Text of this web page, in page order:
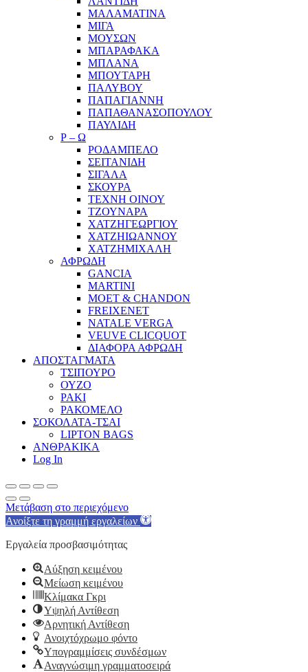
ΜΑΛΑΜΑΤΙΝΑ
ΜΙΓΑ
ΜΟΥΣΩΝ
ΜΠΑΡΑΦΑΚΑ
ΜΠΛΑΝΑ
ΜΠΟΥΤΑΡΗ
ΠΑΛΥΒΟΥ
ΠΑΠΑΓΙΑΝΝΗ
ΠΑΠΑΘΑΝΑΣΟΠΟΥΛΟΥ
ΠΑΥΛΙΔΗ
Ρ – Ω
ΡΟΔΑΜΠΕΛΟ
ΣΕΙΤΑΝΙΔΗ
ΣΙΓΑΛΑ
ΣΚΟΥΡΑ
ΤΕΧΝΗ ΟΙΝΟΥ
ΤΖΟΥΝΑΡΑ
ΧΑΤΖΗΓΕΩΡΓΙΟΥ
ΧΑΤΖΗΙΩΑΝΝΟΥ
ΧΑΤΖΗΜΙΧΑΛΗ
ΑΦΡΩΔΗ
GANCIA
MARTINI
MOET & CHANDON
FREIXENET
NATALE VERGA
VEUVE CLICQUOT
ΔΙΑΦΟΡΑ ΑΦΡΩΔΗ
ΑΠΟΣΤΑΓΜΑΤΑ
ΤΣΙΠΟΥΡΟ
ΟΥΖΟ
ΡΑΚΙ
ΡΑΚΟΜΕΛΟ
ΣΟΚΟΛΑΤΑ-ΤΣΑΙ
LIPTON BAGS
ΑΝΘΡΑΚΙΚΑ
Log In
Μετάβαση στο περιεχόμενο
Ανοίξτε τη γραμμή εργαλείων
Εργαλεία προσβασιμότητας
Αύξηση κειμένου
Μείωση κειμένου
Κλίμακα Γκρι
Υψηλή Αντίθεση
Αρνητική Αντίθεση
Ανοιχτόχρωμο φόντο
Υπογραμμίσεις συνδέσμων
Αναγνώσιμη γραμματοσειρά